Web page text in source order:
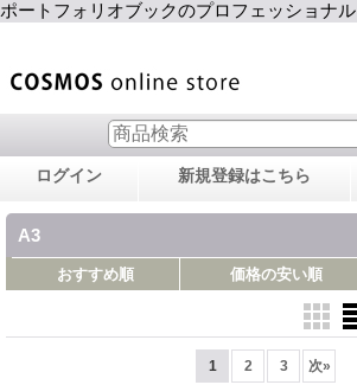
ポートフォリオブックのプロフェッショナル
ログイン 新規登録はこちら
A3
おすすめ順 価格の安い順
1 2 3 次»